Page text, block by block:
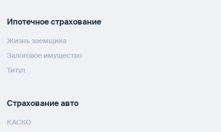
Ипотечное страхование
Жизнь заемщика
Залоговое имущество
Титул
Страхование авто
КАСКО